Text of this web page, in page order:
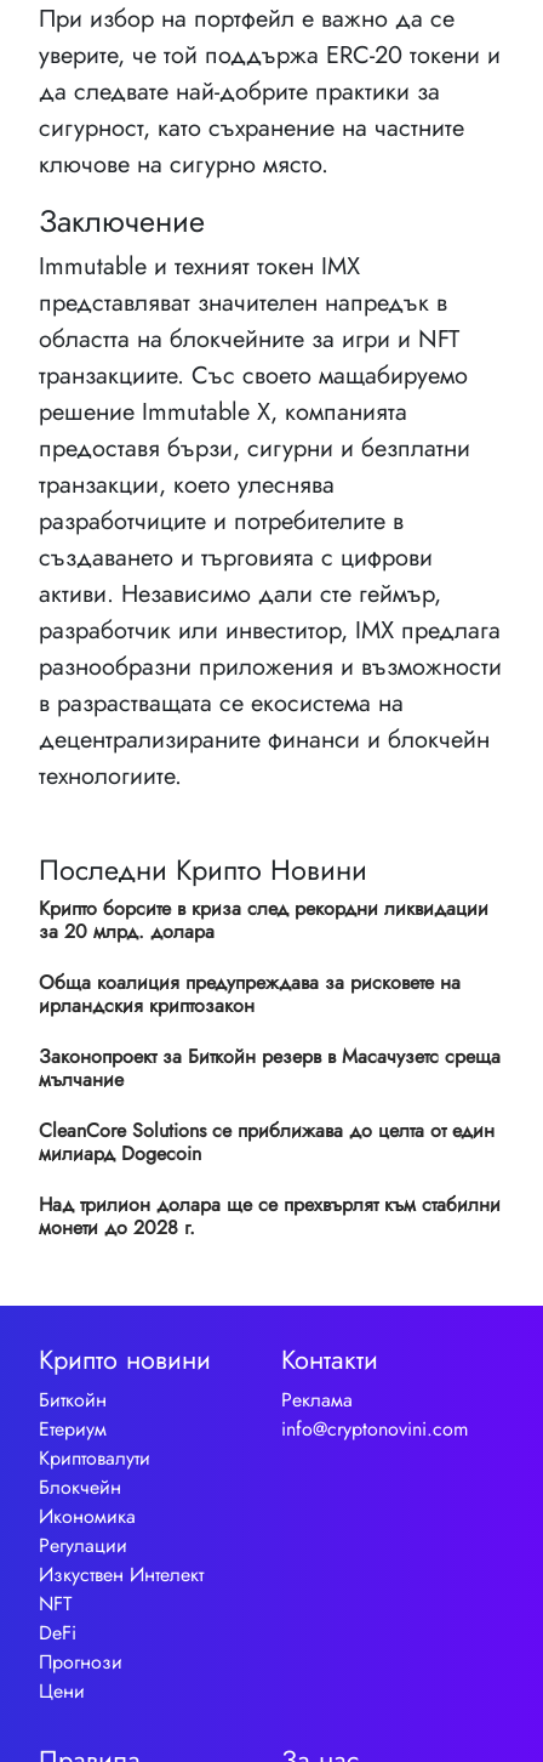
При избор на портфейл е важно да се
уверите, че той поддържа ERC-20 токени и
да следвате най-добрите практики за
сигурност, като съхранение на частните
ключове на сигурно място.
Заключение
Immutable и техният токен IMX
представляват значителен напредък в
областта на блокчейните за игри и NFT
транзакциите. Със своето мащабируемо
решение Immutable X, компанията
предоставя бързи, сигурни и безплатни
транзакции, което улеснява
разработчиците и потребителите в
създаването и търговията с цифрови
активи. Независимо дали сте геймър,
разработчик или инвеститор, IMX предлага
разнообразни приложения и възможности
в разрастващата се екосистема на
децентрализираните финанси и блокчейн
технологиите.
Последни Крипто Новини
Крипто борсите в криза след рекордни ликвидации
за 20 млрд. долара
Обща коалиция предупреждава за рисковете на
ирландския криптозакон
Законопроект за Биткойн резерв в Масачузетс среща
мълчание
CleanCore Solutions се приближава до целта от един
милиард Dogecoin
Над трилион долара ще се прехвърлят към стабилни
монети до 2028 г.
Крипто новини
Биткойн
Етериум
Криптовалути
Блокчейн
Икономика
Регулации
Изкуствен Интелект
NFT
DeFi
Прогнози
Цени
Контакти
Реклама
info@cryptonovini.com